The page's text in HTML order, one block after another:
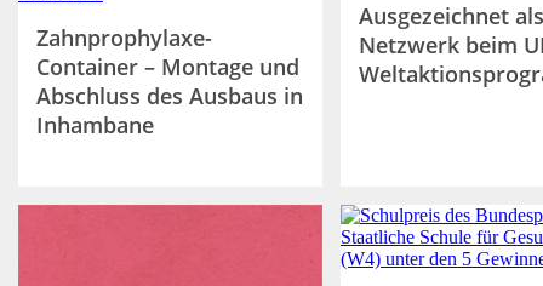
Zahnprophylaxe-
Container – Montage und
Abschluss des Ausbaus in
Inhambane
Ausgezeichnet als
Netzwerk beim